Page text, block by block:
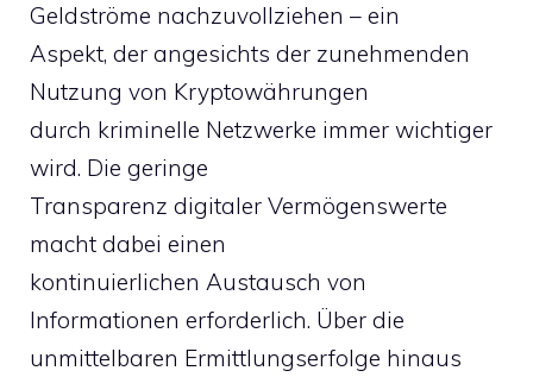
Geldströme nachzuvollziehen – ein
Aspekt, der angesichts der zunehmenden
Nutzung von Kryptowährungen
durch kriminelle Netzwerke immer wichtiger
wird. Die geringe
Transparenz digitaler Vermögenswerte
macht dabei einen
kontinuierlichen Austausch von
Informationen erforderlich. Über die
unmittelbaren Ermittlungserfolge hinaus